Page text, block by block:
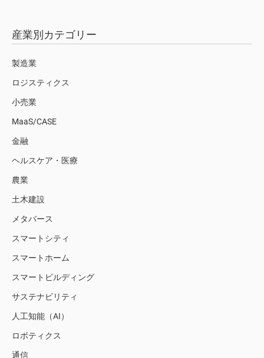
産業別カテゴリー
製造業
ロジスティクス
小売業
MaaS/CASE
金融
ヘルスケア・医療
農業
土木建設
メタバース
スマートシティ
スマートホーム
スマートビルディング
サステナビリティ
人工知能（AI）
ロボティクス
通信